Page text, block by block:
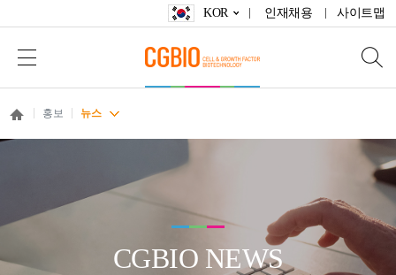
KOR 인재채용 사이트맵
홍보 뉴스
CGBIO NEWS